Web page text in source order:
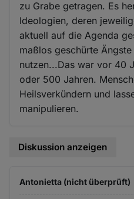
zu Grabe getragen. Es
Ideologien, deren
aktuell auf die Agenda
maßlos geschürte
nutzen...Das war vor 40
oder 500 Jahren.
Heilsverkündern und
manipulieren.
Diskussion anzeigen
Antonietta (nicht überprüft)